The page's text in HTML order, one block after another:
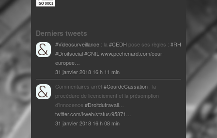
Derniers tweets
#Videosurveillance : la#CEDH pose ses règles : #RH
#Droitsocial#CNILwww.pechenard.com/cour-
europee…
31 janvier 2018 16 h 11 min
Commentaires arrêt#CourdeCassation : la
procédure de licenciement et la présomption
d'innocence#Droitdutravail…
twitter.com/i/web/status/95871…
31 janvier 2018 16 h 08 min